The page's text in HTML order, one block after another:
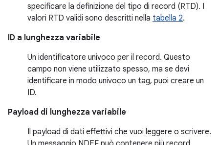
specificare la definizione del tipo di record (RTD). I
valori RTD validi sono descritti nella tabella 2.
ID a lunghezza variabile
Un identificatore univoco per il record. Questo
campo non viene utilizzato spesso, ma se devi
identificare in modo univoco un tag, puoi creare un
ID.
Payload di lunghezza variabile
Il payload di dati effettivi che vuoi leggere o scrivere.